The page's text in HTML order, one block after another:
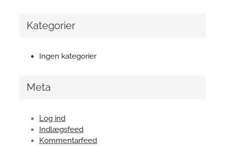
Kategorier
Ingen kategorier
Meta
Log ind
Indlægsfeed
Kommentarfeed